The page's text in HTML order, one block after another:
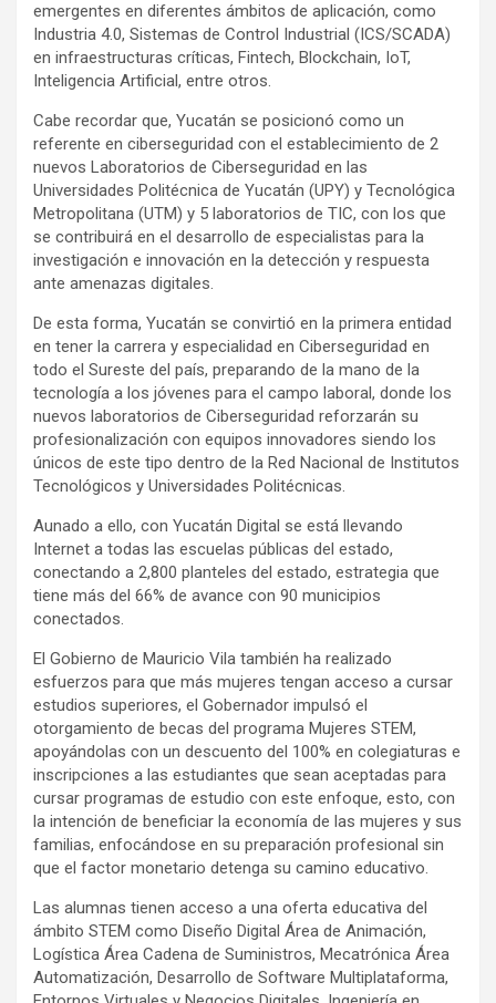
emergentes en diferentes ámbitos de aplicación, como
Industria 4.0, Sistemas de Control Industrial (ICS/SCADA)
en infraestructuras críticas, Fintech, Blockchain, IoT,
Inteligencia Artificial, entre otros.
Cabe recordar que, Yucatán se posicionó como un
referente en ciberseguridad con el establecimiento de 2
nuevos Laboratorios de Ciberseguridad en las
Universidades Politécnica de Yucatán (UPY) y Tecnológica
Metropolitana (UTM) y 5 laboratorios de TIC, con los que
se contribuirá en el desarrollo de especialistas para la
investigación e innovación en la detección y respuesta
ante amenazas digitales.
De esta forma, Yucatán se convirtió en la primera entidad
en tener la carrera y especialidad en Ciberseguridad en
todo el Sureste del país, preparando de la mano de la
tecnología a los jóvenes para el campo laboral, donde los
nuevos laboratorios de Ciberseguridad reforzarán su
profesionalización con equipos innovadores siendo los
únicos de este tipo dentro de la Red Nacional de Institutos
Tecnológicos y Universidades Politécnicas.
Aunado a ello, con Yucatán Digital se está llevando
Internet a todas las escuelas públicas del estado,
conectando a 2,800 planteles del estado, estrategia que
tiene más del 66% de avance con 90 municipios
conectados.
El Gobierno de Mauricio Vila también ha realizado
esfuerzos para que más mujeres tengan acceso a cursar
estudios superiores, el Gobernador impulsó el
otorgamiento de becas del programa Mujeres STEM,
apoyándolas con un descuento del 100% en colegiaturas e
inscripciones a las estudiantes que sean aceptadas para
cursar programas de estudio con este enfoque, esto, con
la intención de beneficiar la economía de las mujeres y sus
familias, enfocándose en su preparación profesional sin
que el factor monetario detenga su camino educativo.
Las alumnas tienen acceso a una oferta educativa del
ámbito STEM como Diseño Digital Área de Animación,
Logística Área Cadena de Suministros, Mecatrónica Área
Automatización, Desarrollo de Software Multiplataforma,